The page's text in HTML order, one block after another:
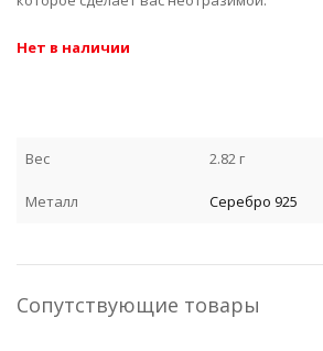
Нет в наличии
Вес 2.82 г
Металл Серебро 925
Сопутствующие товары